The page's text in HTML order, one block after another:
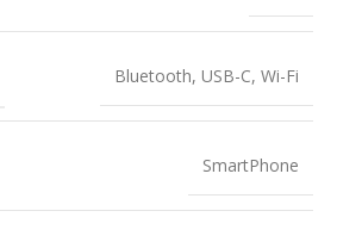
Bluetooth, USB-C, Wi-Fi
SmartPhone